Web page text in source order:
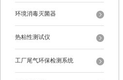
环境消毒灭菌器
热粘性测试仪
工厂尾气环保检测系统